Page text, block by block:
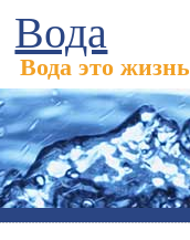
Вода
Вода это жизнь